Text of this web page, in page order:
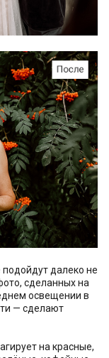
далеко не
сделанных на
освещении в
— сделают
на красные,